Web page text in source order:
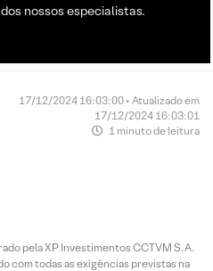
nossos especialistas.
17/12/2024 16:03:00 • Atualizado em
17/12/2024 16:03:01
1 minuto de leitura
pela XP Investimentos CCTVM S.A.
com todas as exigências previstas na